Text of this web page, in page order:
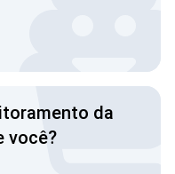
da
você?